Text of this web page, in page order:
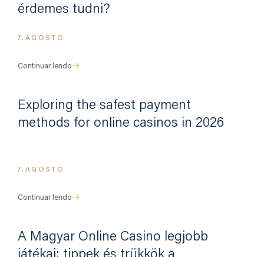
érdemes tudni?
7.AGOSTO
Continuar lendo
Exploring the safest payment
methods for online casinos in 2026
7.AGOSTO
Continuar lendo
A Magyar Online Casino legjobb